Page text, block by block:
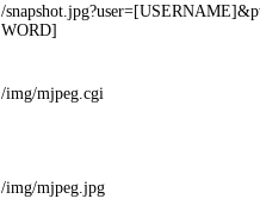
/
WORD]
/img/mjpeg.cgi
/img/mjpeg.jpg